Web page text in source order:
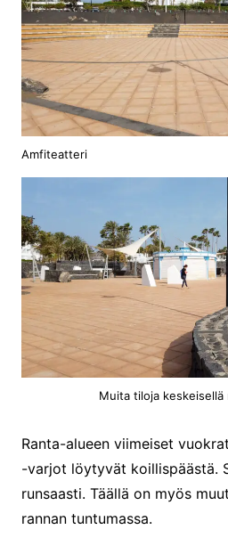
Amfiteatteri
Muita tiloja keskeisellä
Ranta-alueen viimeiset
-varjot löytyvät koillispäästä.
runsaasti. Täällä on myös
rannan tuntumassa.